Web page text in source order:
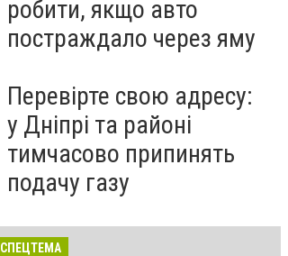
робити, якщо авто
постраждало через яму
Перевірте свою адресу:
у Дніпрі та районі
тимчасово припинять
подачу газу
СПЕЦТЕМА